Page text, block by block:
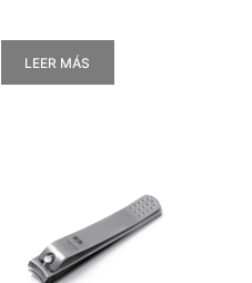
LEER MÁS